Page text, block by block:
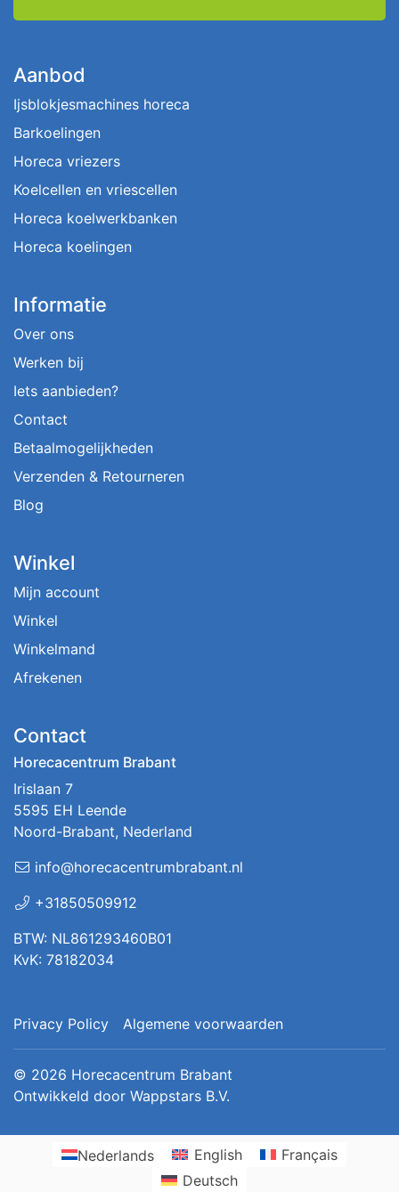
Aanbod
Ijsblokjesmachines horeca
Barkoelingen
Horeca vriezers
Koelcellen en vriescellen
Horeca koelwerkbanken
Horeca koelingen
Informatie
Over ons
Werken bij
Iets aanbieden?
Contact
Betaalmogelijkheden
Verzenden & Retourneren
Blog
Winkel
Mijn account
Winkel
Winkelmand
Afrekenen
Contact
Horecacentrum Brabant
Irislaan 7
5595 EH Leende
Noord-Brabant, Nederland
info@horecacentrumbrabant.nl
+31850509912
BTW: NL861293460B01
KvK: 78182034
Privacy Policy Algemene voorwaarden
© 2026 Horecacentrum Brabant
Ontwikkeld door Wappstars B.V.
Nederlands English
Français
Deutsch